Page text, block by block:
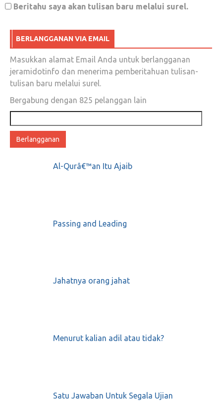
Boleh Sama-sama Tertawa, Tapi Tak Boleh
Didukung Aktifis, Ulama, Artis, Video Klip
#2019GantiPresiden Bikin Kawan Merinding
dan Bikin Lawan Meradang
Admin Jokowi Soal “Senbatsu Uza”
Gita Durma, sebuah puisi karya WS Rendra
Beritahu saya akan tulisan baru melalui surel.
BERLANGGANAN VIA EMAIL
Masukkan alamat Email Anda untuk berlangganan
jeramidotinfo dan menerima pemberitahuan tulisan-
tulisan baru melalui surel.
Bergabung dengan 825 pelanggan lain
email
Al-Qurâ€™an Itu Ajaib
Passing and Leading
Jahatnya orang jahat
Menurut kalian adil atau tidak?
Satu Jawaban Untuk Segala Ujian